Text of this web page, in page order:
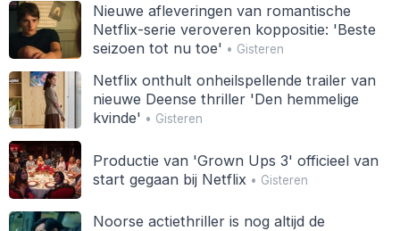
Nieuwe afleveringen van romantische
Netflix-serie veroveren koppositie: 'Beste
seizoen tot nu toe' • Gisteren
Netflix onthult onheilspellende trailer van
nieuwe Deense thriller 'Den hemmelige
kvinde' • Gisteren
Productie van 'Grown Ups 3' officieel van
start gegaan bij Netflix • Gisteren
Noorse actiethriller is nog altijd de